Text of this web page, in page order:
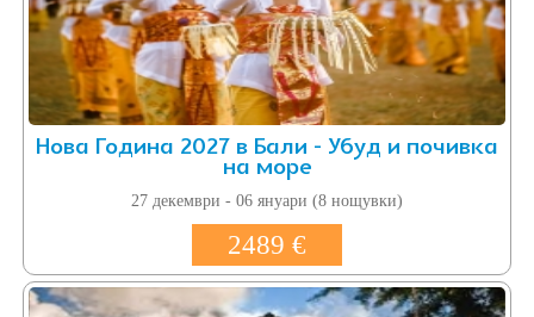
Нова Година 2027 в Бали - Убуд и почивка
на море
27 декември - 06 януари (8 нощувки)
2489 €